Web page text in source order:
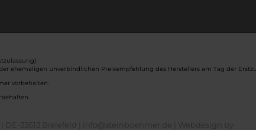
ehemaligen unverbindlichen Preisempfehlung des Herstellers am Tag der
vorbehalten.
DE-33613 Bielefeld | info@steinboehmer.de | Webdesign by